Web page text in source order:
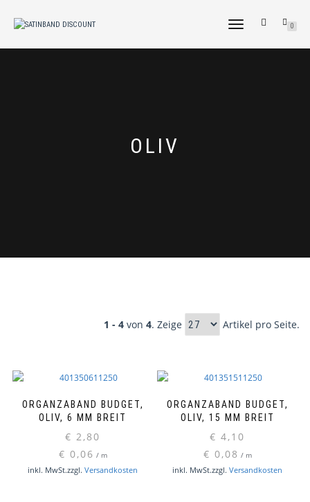
NAVIGATION
0
OLIV
1 - 4 von 4. Zeige Artikel pro Seite.
ORGANZABAND BUDGET,
OLIV, 6 MM BREIT
€ 2,80
€ 0,06 / m
inkl. MwSt.zzgl. Versandkosten
ORGANZABAND BUDGET,
OLIV, 15 MM BREIT
€ 4,10
€ 0,08 / m
inkl. MwSt.zzgl. Versandkosten